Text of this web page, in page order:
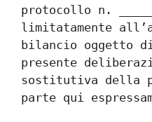
protocollo n.
limitatamente
bilancio oggetto
presente
sostitutiva della
parte qui